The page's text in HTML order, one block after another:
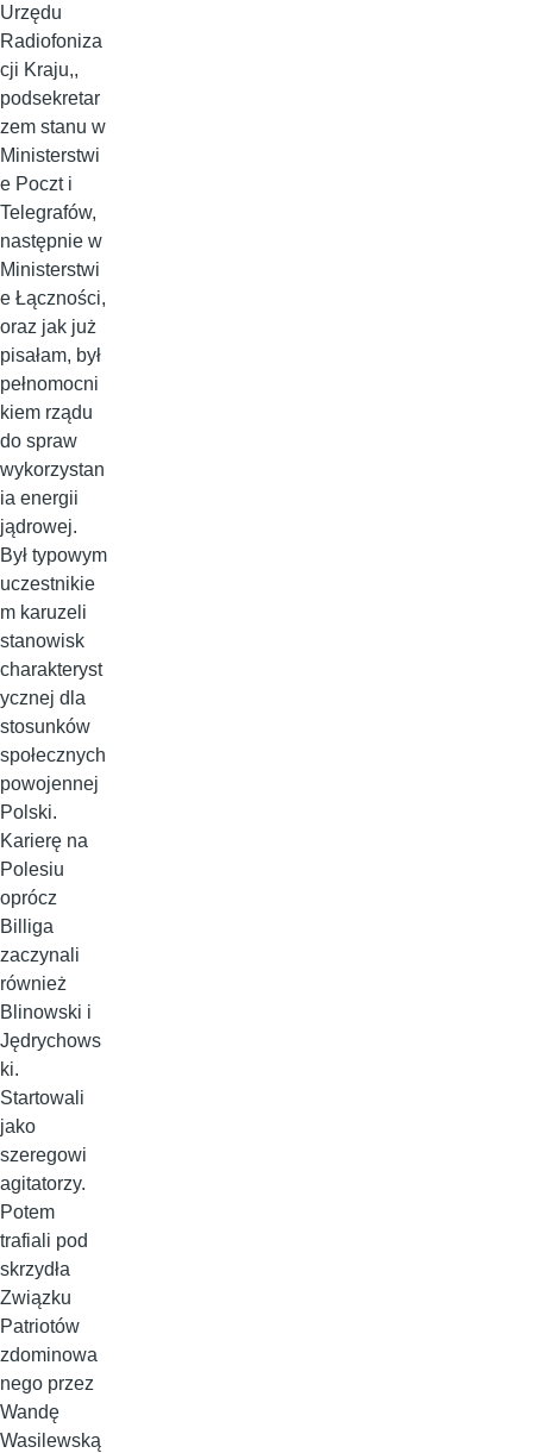
Urzędu
Radiofoniza
cji Kraju,,
podsekretar
zem stanu w
Ministerstwi
e Poczt i
Telegrafów,
następnie w
Ministerstwi
e Łączności,
oraz jak już
pisałam, był
pełnomocni
kiem rządu
do spraw
wykorzystan
ia energii
jądrowej.
Był typowym
uczestnikie
m karuzeli
stanowisk
charakteryst
ycznej dla
stosunków
społecznych
powojennej
Polski.
Karierę na
Polesiu
oprócz
Billiga
zaczynali
również
Blinowski i
Jędrychows
ki.
Startowali
jako
szeregowi
agitatorzy.
Potem
trafiali pod
skrzydła
Związku
Patriotów
zdominowa
nego przez
Wandę
Wasilewską